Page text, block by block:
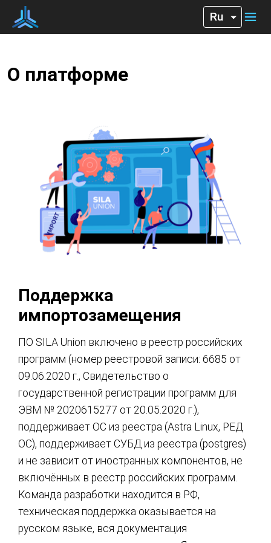
О платформе
Поддержка
импортозамещения
ПО SILA Union включено в реестр российских
программ (номер реестровой записи: 6685 от
09.06.2020 г., Свидетельство о
государственной регистрации программ для
ЭВМ № 2020615277 от 20.05.2020 г.),
поддерживает ОС из реестра (Astra Linux, РЕД
ОС), поддерживает СУБД из реестра (postgres)
и не зависит от иностранных компонентов, не
включённых в реестр российских программ.
Команда разработки находится в РФ,
техническая поддержка оказывается на
русском языке, вся документация